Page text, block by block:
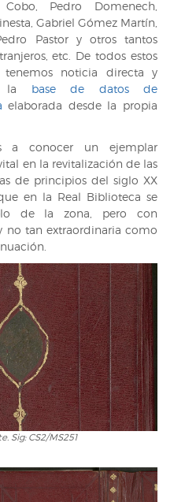
Pedro Domenech,
Gabriel Gómez Martín,
Pastor y otros tantos
etc. De todos estos
tenemos noticia directa y
la base de datos de
elaborada desde la propia
a conocer un ejemplar
en la revitalización de las
de principios del siglo XX
en la Real Biblioteca se
de la zona, pero con
no tan extraordinaria como
Sig: CS2/MS251